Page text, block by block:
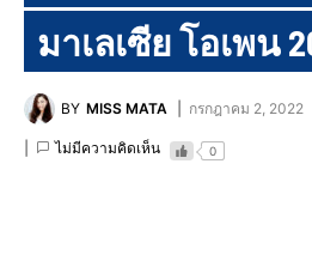
มาเลเซีย​ โอเพน
BY MISS MATA กรกฎาคม 2, 2022
ไม่มีความคิดเห็น 0